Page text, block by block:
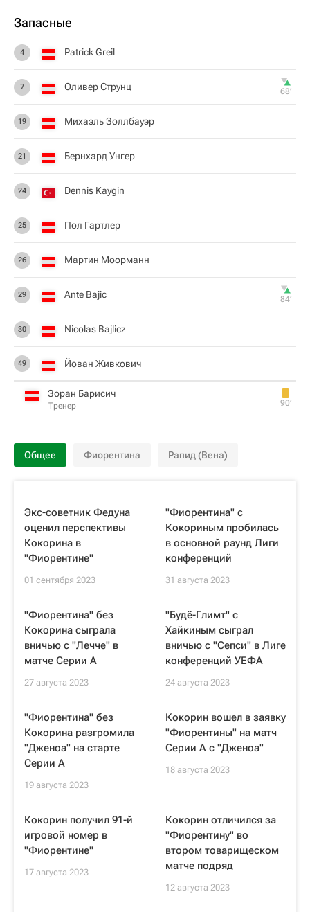
Запасные
4 Patrick Greil
7 Оливер Струнц 68‎’‎
19 Михаэль Золлбауэр
21 Бернхард Унгер
24 Dennis Kaygin
25 Пол Гартлер
26 Мартин Моорманн
29 Ante Bajic 84‎’‎
30 Nicolas Bajlicz
49 Йован Живкович
Зоран Барисич
Тренер 90‎’‎
Общее Фиорентина Рапид (Вена)
Экс-советник Федуна
оценил перспективы
Кокорина в
"Фиорентине"
01 сентября 2023
"Фиорентина" с
Кокориным пробилась
в основной раунд Лиги
конференций
31 августа 2023
"Фиорентина" без
Кокорина сыграла
вничью с "Лечче" в
матче Серии А
27 августа 2023
"Будё-Глимт" с
Хайкиным сыграл
вничью с "Сепси" в Лиге
конференций УЕФА
24 августа 2023
"Фиорентина" без
Кокорина разгромила
"Дженоа" на старте
Серии А
19 августа 2023
Кокорин вошел в заявку
"Фиорентины" на матч
Серии А с "Дженоа"
18 августа 2023
Кокорин получил 91-й
игровой номер в
"Фиорентине"
17 августа 2023
Кокорин отличился за
"Фиорентину" во
втором товарищеском
матче подряд
12 августа 2023